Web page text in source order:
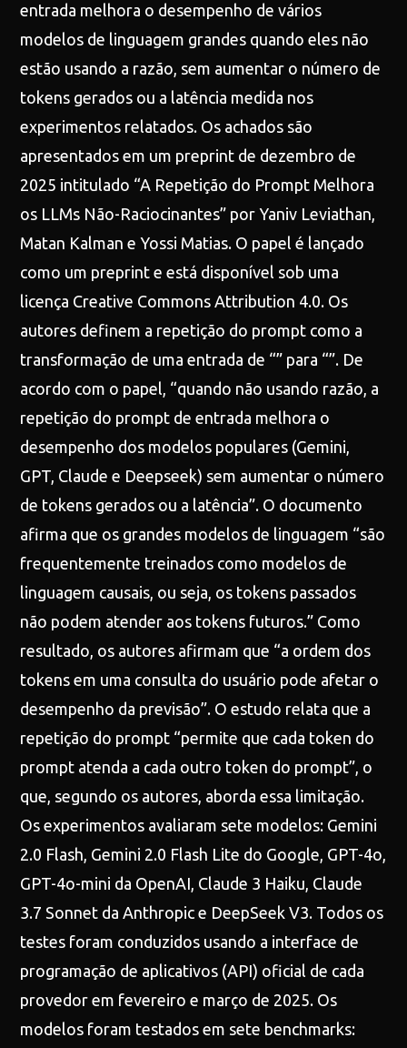
entrada melhora o desempenho de vários
modelos de linguagem grandes quando eles não
estão usando a razão, sem aumentar o número de
tokens gerados ou a latência medida nos
experimentos relatados. Os achados são
apresentados em um preprint de dezembro de
2025 intitulado “A Repetição do Prompt Melhora
os LLMs Não-Raciocinantes” por Yaniv Leviathan,
Matan Kalman e Yossi Matias. O papel é lançado
como um preprint e está disponível sob uma
licença Creative Commons Attribution 4.0. Os
autores definem a repetição do prompt como a
transformação de uma entrada de “” para “”. De
acordo com o papel, “quando não usando razão, a
repetição do prompt de entrada melhora o
desempenho dos modelos populares (Gemini,
GPT, Claude e Deepseek) sem aumentar o número
de tokens gerados ou a latência”. O documento
afirma que os grandes modelos de linguagem “são
frequentemente treinados como modelos de
linguagem causais, ou seja, os tokens passados
não podem atender aos tokens futuros.” Como
resultado, os autores afirmam que “a ordem dos
tokens em uma consulta do usuário pode afetar o
desempenho da previsão”. O estudo relata que a
repetição do prompt “permite que cada token do
prompt atenda a cada outro token do prompt”, o
que, segundo os autores, aborda essa limitação.
Os experimentos avaliaram sete modelos: Gemini
2.0 Flash, Gemini 2.0 Flash Lite do Google, GPT-4o,
GPT-4o-mini da OpenAI, Claude 3 Haiku, Claude
3.7 Sonnet da Anthropic e DeepSeek V3. Todos os
testes foram conduzidos usando a interface de
programação de aplicativos (API) oficial de cada
provedor em fevereiro e março de 2025. Os
modelos foram testados em sete benchmarks: